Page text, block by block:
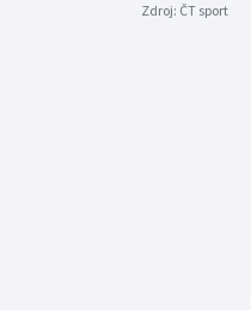
Zdroj: ČT sport